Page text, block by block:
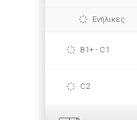
Ενήλικες
B1+ - C1
C2